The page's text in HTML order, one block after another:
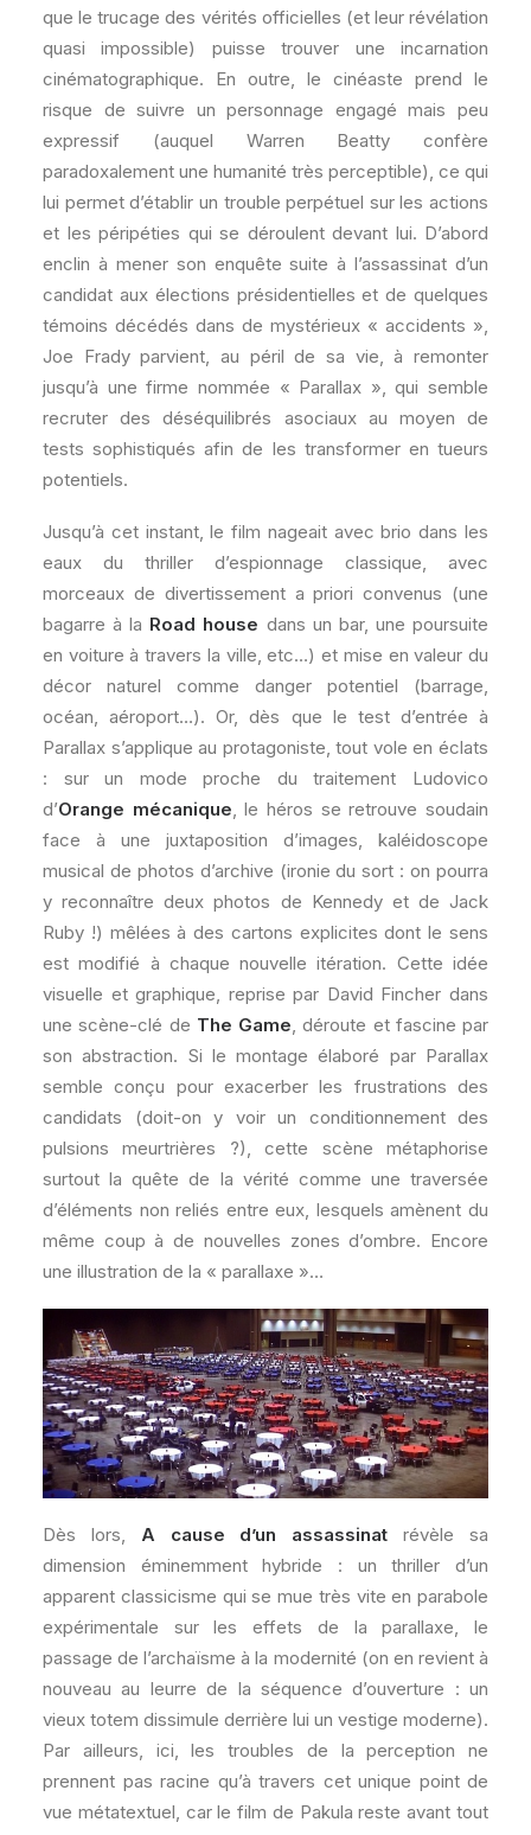
que le trucage des vérités officielles (et leur révélation
quasi impossible) puisse trouver une incarnation
cinématographique. En outre, le cinéaste prend le
risque de suivre un personnage engagé mais peu
expressif (auquel Warren Beatty confère
paradoxalement une humanité très perceptible), ce qui
lui permet d’établir un trouble perpétuel sur les actions
et les péripéties qui se déroulent devant lui. D’abord
enclin à mener son enquête suite à l’assassinat d’un
candidat aux élections présidentielles et de quelques
témoins décédés dans de mystérieux « accidents »,
Joe Frady parvient, au péril de sa vie, à remonter
jusqu’à une firme nommée « Parallax », qui semble
recruter des déséquilibrés asociaux au moyen de
tests sophistiqués afin de les transformer en tueurs
potentiels.
Jusqu’à cet instant, le film nageait avec brio dans les
eaux du thriller d’espionnage classique, avec
morceaux de divertissement a priori convenus (une
bagarre à la Road house dans un bar, une poursuite
en voiture à travers la ville, etc…) et mise en valeur du
décor naturel comme danger potentiel (barrage,
océan, aéroport…). Or, dès que le test d’entrée à
Parallax s’applique au protagoniste, tout vole en éclats
: sur un mode proche du traitement Ludovico
d’Orange mécanique, le héros se retrouve soudain
face à une juxtaposition d’images, kaléidoscope
musical de photos d’archive (ironie du sort : on pourra
y reconnaître deux photos de Kennedy et de Jack
Ruby !) mêlées à des cartons explicites dont le sens
est modifié à chaque nouvelle itération. Cette idée
visuelle et graphique, reprise par David Fincher dans
une scène-clé de The Game, déroute et fascine par
son abstraction. Si le montage élaboré par Parallax
semble conçu pour exacerber les frustrations des
candidats (doit-on y voir un conditionnement des
pulsions meurtrières ?), cette scène métaphorise
surtout la quête de la vérité comme une traversée
d’éléments non reliés entre eux, lesquels amènent du
même coup à de nouvelles zones d’ombre. Encore
une illustration de la « parallaxe »…
Dès lors, A cause d’un assassinat révèle sa
dimension éminemment hybride : un thriller d’un
apparent classicisme qui se mue très vite en parabole
expérimentale sur les effets de la parallaxe, le
passage de l’archaïsme à la modernité (on en revient à
nouveau au leurre de la séquence d’ouverture : un
vieux totem dissimule derrière lui un vestige moderne).
Par ailleurs, ici, les troubles de la perception ne
prennent pas racine qu’à travers cet unique point de
vue métatextuel, car le film de Pakula reste avant tout